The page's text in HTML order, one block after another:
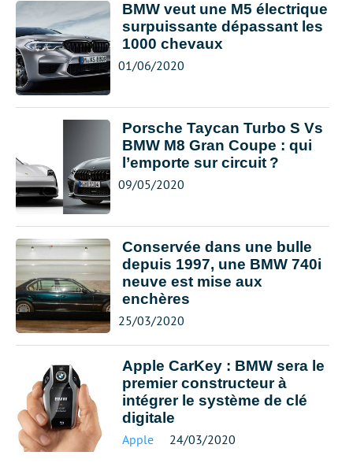
BMW veut une M5 électrique
surpuissante dépassant les
1000 chevaux
01/06/2020
Porsche Taycan Turbo S Vs
BMW M8 Gran Coupe : qui
l’emporte sur circuit ?
09/05/2020
Conservée dans une bulle
depuis 1997, une BMW 740i
neuve est mise aux
enchères
25/03/2020
Apple CarKey : BMW sera le
premier constructeur à
intégrer le système de clé
digitale
Apple 24/03/2020